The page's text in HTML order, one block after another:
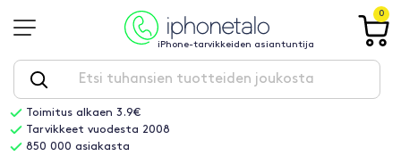
iPhone-tarvikkeiden asiantuntija
0
Toimitus alkaen 3.9€
Tarvikkeet vuodesta 2008
850 000 asiakasta